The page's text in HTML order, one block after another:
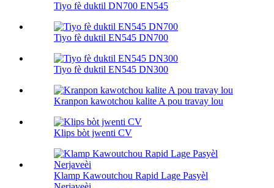
Tiyo fè duktil DN700 EN545
Tiyo fè duktil EN545 DN700
Tiyo fè duktil EN545 DN300
Kranpon kawotchou kalite A pou travay lou
Klips bòt jwenti CV
Klamp Kawoutchou Rapid Lage Pasyèl